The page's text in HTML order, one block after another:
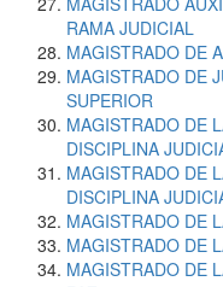
RAMA JUDICIAL
MAGISTRADO DE
MAGISTRADO DE
SUPERIOR
MAGISTRADO DE
DISCIPLINA
MAGISTRADO DE
DISCIPLINA
MAGISTRADO DE
MAGISTRADO DE
MAGISTRADO DE